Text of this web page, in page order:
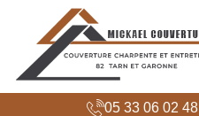
05 33 06 02 48